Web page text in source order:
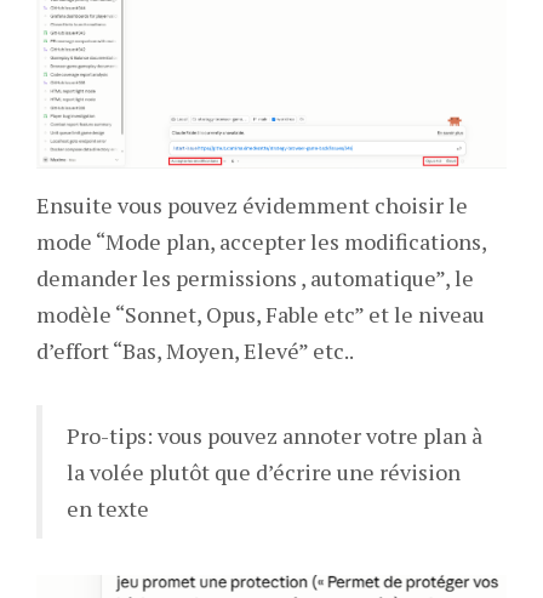
Ensuite vous pouvez évidemment choisir le
mode “Mode plan, accepter les modifications,
demander les permissions , automatique”, le
modèle “Sonnet, Opus, Fable etc” et le niveau
d’effort “Bas, Moyen, Elevé” etc..
Pro-tips: vous pouvez annoter votre plan à
la volée plutôt que d’écrire une révision
en texte